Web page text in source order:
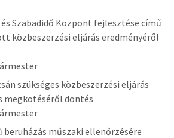
Szabadidő Központ fejlesztése című
közbeszerzési eljárás eredményéről
szükséges közbeszerzési eljárás
megkötéséről döntés
műszaki ellenőrzésére